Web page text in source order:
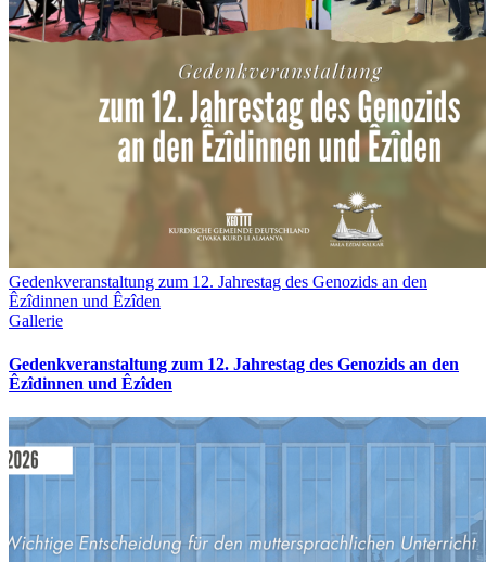
Gedenkveranstaltung zum 12. Jahrestag des Genozids an den
Êzîdinnen und Êzîden
Gallerie
Gedenkveranstaltung zum 12. Jahrestag des Genozids an den
Êzîdinnen und Êzîden